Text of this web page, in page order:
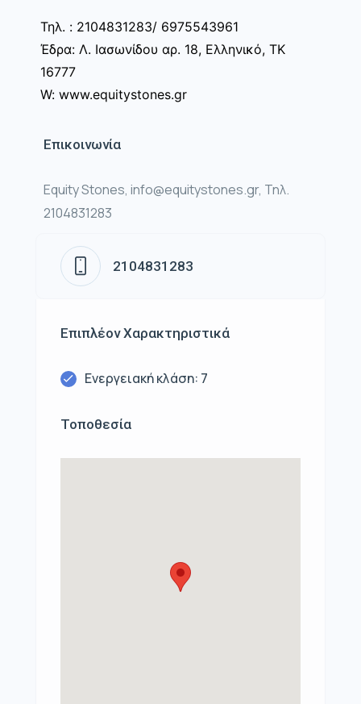
Τηλ. : 2104831283/ 6975543961
Έδρα: Λ. Ιασωνίδου αρ. 18, Ελληνικό, ΤΚ
16777
W: www.equitystones.gr
Επικοινωνία
Equity Stones, info@equitystones.gr, Τηλ.
2104831283
2104831283
Επιπλέον Χαρακτηριστικά
Ενεργειακή κλάση: 7
Τοποθεσία